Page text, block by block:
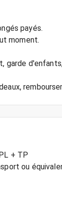
payés.
moment.
garde
+ TP
ou